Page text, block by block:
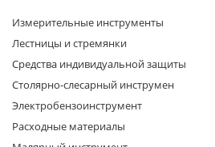
Измерительные инструменты
Лестницы и стремянки
Средства индивидуальной защиты
Столярно-слесарный инструмен
Электробензоинструмент
Расходные материалы